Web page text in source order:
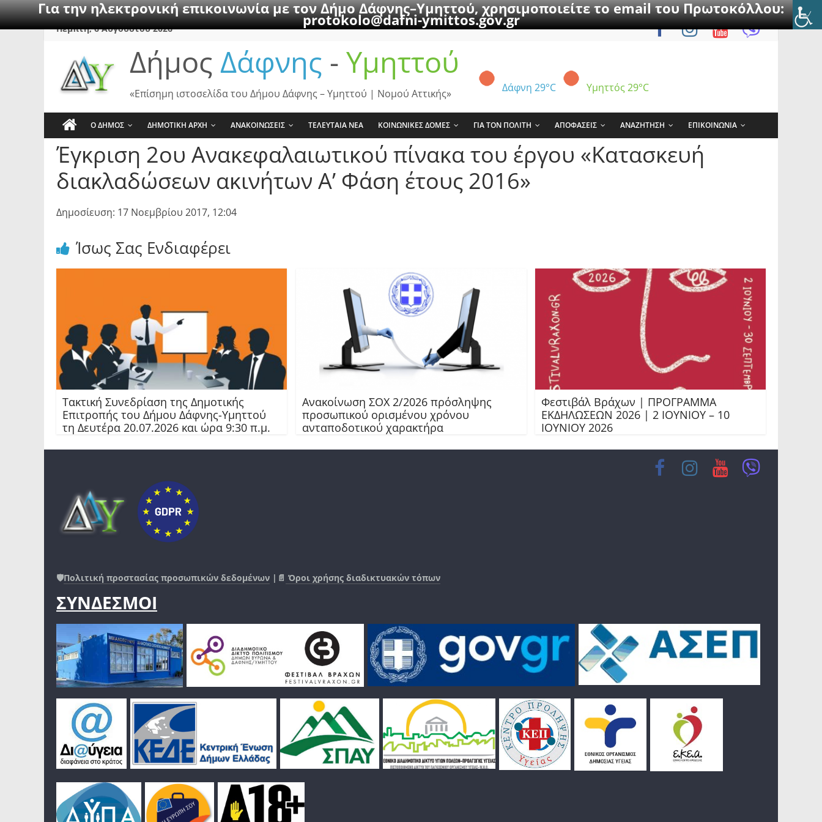
Για την ηλεκτρονική επικοινωνία με τον Δήμο Δάφνης–Υμηττού, χρησιμοποιείτε το email του Πρωτοκόλλου:
protokolo@dafni-ymittos.gov.gr
SkipΠέμπτη, 6 Αυγούστου 2026
Δήμος Δάφνης - Υμηττού
Δάφνη 29°C Υμηττός 29°C
«Επίσημη ιστοσελίδα του Δήμου Δάφνης – Υμηττού | Νομού Αττικής»
Ο ΔΗΜΟΣ ΔΗΜΟΤΙΚΗ ΑΡΧΗ ΑΝΑΚΟΙΝΩΣΕΙΣ ΤΕΛΕΥΤΑΙΑ ΝΕΑ ΚΟΙΝΩΝΙΚΕΣ ΔΟΜΕΣ ΓΙΑ ΤΟΝ ΠΟΛΙΤΗ ΑΠΟΦΑΣΕΙΣ ΑΝΑΖΗΤΗΣΗ ΕΠΙΚΟΙΝΩΝΙΑ
Έγκριση 2ου Ανακεφαλαιωτικού πίνακα του έργου «Κατασκευή
διακλαδώσεων ακινήτων Α’ Φάση έτους 2016»
Δημοσίευση: 17 Νοεμβρίου 2017, 12:04
Ίσως Σας Ενδιαφέρει
Τακτική Συνεδρίαση της Δημοτικής
Επιτροπής του Δήμου Δάφνης-Υμηττού
τη Δευτέρα 20.07.2026 και ώρα 9:30 π.μ.
Ανακοίνωση ΣΟΧ 2/2026 πρόσληψης
προσωπικού ορισμένου χρόνου
ανταποδοτικού χαρακτήρα
Φεστιβάλ Βράχων | ΠΡΟΓΡΑΜΜΑ
ΕΚΔΗΛΩΣΕΩΝ 2026 | 2 ΙΟΥΝΙΟΥ – 10
ΙΟΥΝΙΟΥ 2026
🛡️Πολιτική προστασίας προσωπικών δεδομένων |📄 Όροι χρήσης διαδικτυακών τόπων
ΣΥΝΔΕΣΜΟΙ